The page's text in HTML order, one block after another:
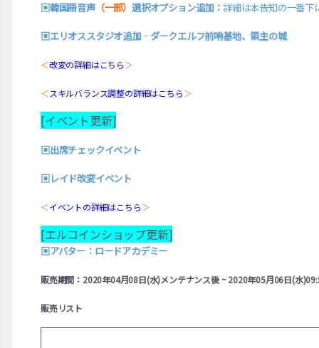
▣韓国語音声（一部）選択オプション追加： 詳細は本告知の一番下
▣エリオススタジオ追加‐ダークエルフ前哨基地、領主の城
＜改変の詳細はこちら＞
＜スキルバランス調整の詳細はこちら＞
[イベント更新]
▣出席チェックイベント
▣レイド改変イベント
＜イベントの詳細はこちら＞
[エルコインショップ更新]
▣アバター：ロードアカデミー
販売期間：2020年04月08日(水)メンテナンス後 ~ 2020年05月06日(水
販売リスト